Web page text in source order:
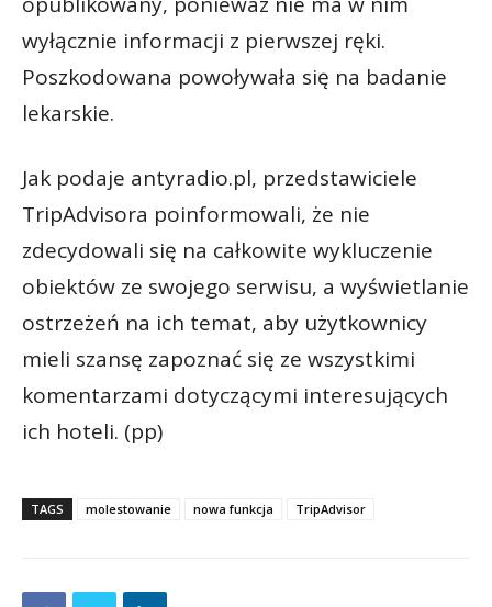
wyłącznie informacji z pierwszej ręki.
Poszkodowana powoływała się na badanie
lekarskie.
Jak podaje antyradio.pl, przedstawiciele
TripAdvisora poinformowali, że nie
zdecydowali się na całkowite wykluczenie
obiektów ze swojego serwisu, a wyświetlanie
ostrzeżeń na ich temat, aby użytkownicy
mieli szansę zapoznać się ze wszystkimi
komentarzami dotyczącymi interesujących
ich hoteli. (pp)
TAGS molestowanie nowa funkcja TripAdvisor